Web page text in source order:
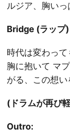
ルジア、胸い
Bridge (ラップ)
時代は変わっ
胸に抱いて マ
がる、この想い
(ドラムが再び
Outro: